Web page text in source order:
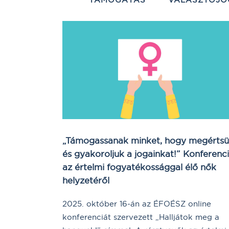
„Támogassanak minket, hogy
és gyakoroljuk a jogainkat!”
az értelmi fogyatékossággal élő nők
helyzetéről
2025. október 16-án az ÉFOÉSZ online
konferenciát szervezett „Halljátok meg a